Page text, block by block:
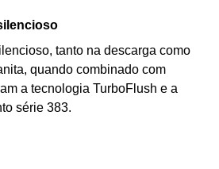
tanto na descarga como
quando combinado com
a tecnologia TurboFlush e a
série 383.